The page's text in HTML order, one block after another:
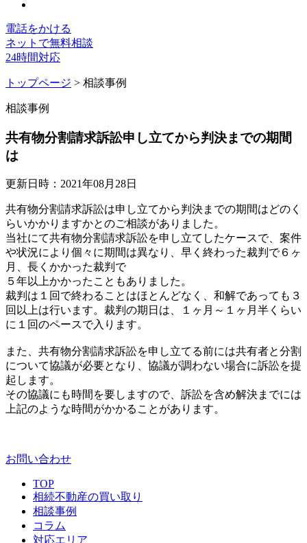
電話をかける
ネットで無料相談
24時間対応
トップページ > 相談事例
相談事例
共有物分割請求訴訟申し立てから判決までの期間
は
更新日時：2021年08月28日
共有物分割請求訴訟は申し立てから判決までの期間はどのく
らいかかりますかとのご相談がありました。
当社にて共有物分割請求訴訟を申し立てしたケースで、案件
や状況により個々に期間は異なり、早く終わった裁判で６ヶ
月、長くかかった裁判で
５年以上かかったこともありました。
裁判は１回で終わることはほとんどなく、和解であっても３
回以上は行います。裁判の期日は、１ヶ月～１ヶ月半くらい
に１回のペースで入ります。
また、共有物分割請求訴訟を申し立てる前には共有者と分割
について協議が必要となり、協議が調わない場合に訴訟を提
起します。
その協議にも時間を要しますので、訴訟を含め解決までには
上記のような時間がかかることがあります。
お問い合わせ
TOP
相続不動産の買い取り
相談事例
コラム
対応エリア